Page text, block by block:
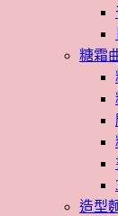
糖霜
造型